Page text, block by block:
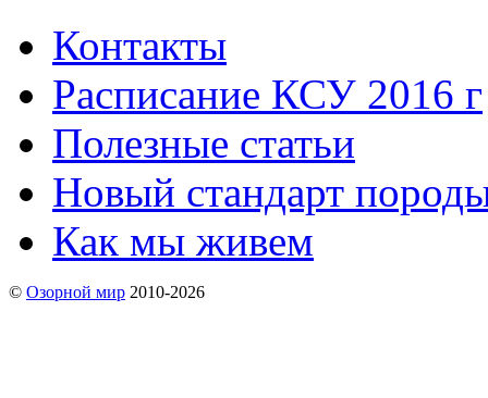
Контакты
Расписание КСУ 2016 г
Полезные статьи
Новый стандарт
Как мы живем
© Озорной мир 2010-2026